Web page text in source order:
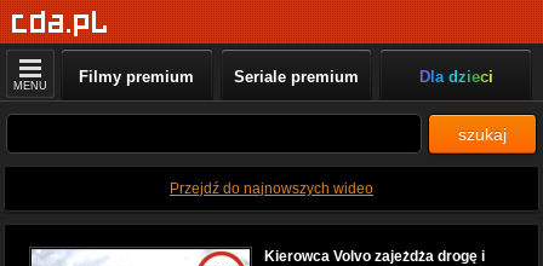
MENU Filmy premium Seriale premium Dla dzieci
szukaj
Przejdź do najnowszych wideo
Kierowca Volvo zajeżdża drogę i